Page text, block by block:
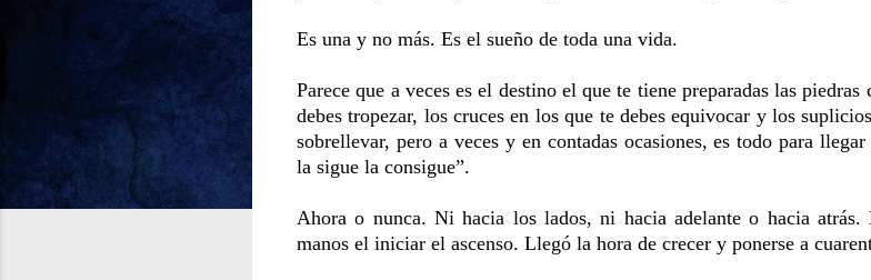
Es una y no más. Es el sueño de toda una vida.
Parece que a veces es el destino el que te tiene preparadas las piedras
debes tropezar, los cruces en los que te debes equivocar y los
sobrellevar, pero a veces y en contadas ocasiones, es todo para
la sigue la consigue”.
Ahora o nunca. Ni hacia los lados, ni hacia adelante o hacia
manos el iniciar el ascenso. Llegó la hora de crecer y ponerse a